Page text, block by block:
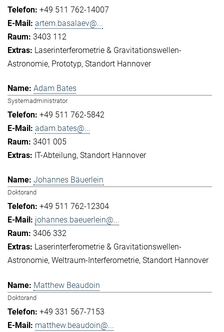
+49 511 762-14007
artem.basalaev@...
3403 112
Laserinterferometrie & Gravitationswellen-
Astronomie Prototyp Standort Hannover
Adam Bates
Systemadministrator
+49 511 762-5842
adam.bates@...
3401 005
IT-Abteilung Standort Hannover
Johannes Bäuerlein
Doktorand
+49 511 762-12304
johannes.baeuerlein@...
3406 332
Laserinterferometrie & Gravitationswellen-
Astronomie Weltraum-Interferometrie Standort Hannover
Matthew Beaudoin
Doktorand
+49 331 567-7153
matthew.beaudoin@...